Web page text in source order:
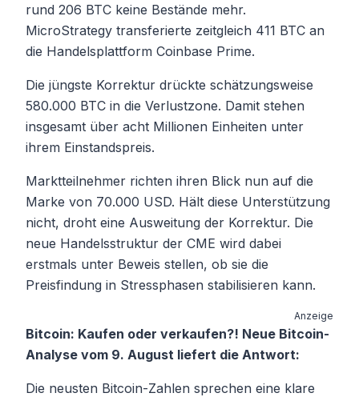
rund 206 BTC keine Bestände mehr.
MicroStrategy transferierte zeitgleich 411 BTC an
die Handelsplattform Coinbase Prime.
Die jüngste Korrektur drückte schätzungsweise
580.000 BTC in die Verlustzone. Damit stehen
insgesamt über acht Millionen Einheiten unter
ihrem Einstandspreis.
Marktteilnehmer richten ihren Blick nun auf die
Marke von 70.000 USD. Hält diese Unterstützung
nicht, droht eine Ausweitung der Korrektur. Die
neue Handelsstruktur der CME wird dabei
erstmals unter Beweis stellen, ob sie die
Preisfindung in Stressphasen stabilisieren kann.
Anzeige
Bitcoin: Kaufen oder verkaufen?! Neue Bitcoin-
Analyse vom 9. August liefert die Antwort:
Die neusten Bitcoin-Zahlen sprechen eine klare